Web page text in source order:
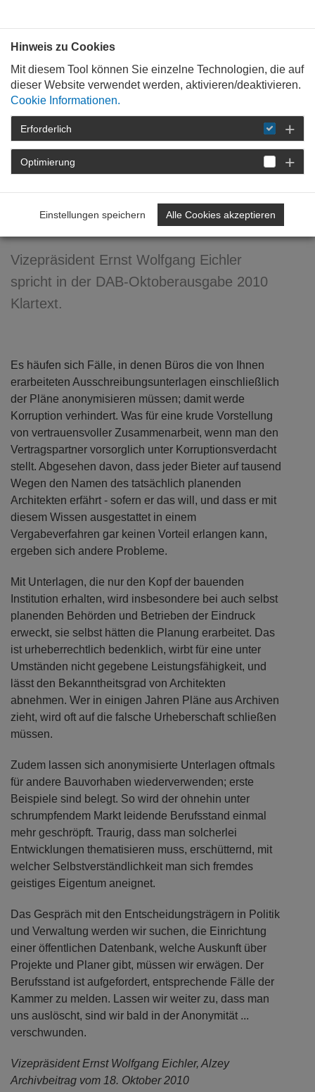
STARTSEITE DETAIL
Mein Architekt ? ...
verschwunden!
Vizepräsident Ernst Wolfgang Eichler
spricht in der DAB-Oktoberausgabe 2010
Klartext.
Es häufen sich Fälle, in denen Büros die von Ihnen
erarbeiteten Ausschreibungsunterlagen einschließlich
der Pläne anonymisieren müssen; damit werde
Korruption verhindert. Was für eine krude Vorstellung
von vertrauensvoller Zusammenarbeit, wenn man den
Vertragspartner vorsorglich unter Korruptionsverdacht
stellt. Abgesehen davon, dass jeder Bieter auf tausend
Wegen den Namen des tatsächlich planenden
Architekten erfährt - sofern er das will, und dass er mit
diesem Wissen ausgestattet in einem
Vergabeverfahren gar keinen Vorteil erlangen kann,
ergeben sich andere Probleme.
Mit Unterlagen, die nur den Kopf der bauenden
Institution erhalten, wird insbesondere bei auch selbst
planenden Behörden und Betrieben der Eindruck
erweckt, sie selbst hätten die Planung erarbeitet. Das
ist urheberrechtlich bedenklich, wirbt für eine unter
Umständen nicht gegebene Leistungsfähigkeit, und
lässt den Bekanntheitsgrad von Architekten
abnehmen. Wer in einigen Jahren Pläne aus Archiven
zieht, wird oft auf die falsche Urheberschaft schließen
müssen.
Zudem lassen sich anonymisierte Unterlagen oftmals
für andere Bauvorhaben wiederverwenden; erste
Beispiele sind belegt. So wird der ohnehin unter
schrumpfendem Markt leidende Berufsstand einmal
mehr geschröpft. Traurig, dass man solcherlei
Entwicklungen thematisieren muss, erschütternd, mit
welcher Selbstverständlichkeit man sich fremdes
geistiges Eigentum aneignet.
Das Gespräch mit den Entscheidungsträgern in Politik
und Verwaltung werden wir suchen, die Einrichtung
einer öffentlichen Datenbank, welche Auskunft über
Projekte und Planer gibt, müssen wir erwägen. Der
Berufsstand ist aufgefordert, entsprechende Fälle der
Kammer zu melden. Lassen wir weiter zu, dass man
uns auslöscht, sind wir bald in der Anonymität ...
verschwunden.
Vizepräsident Ernst Wolfgang Eichler, Alzey
Archivbeitrag vom 18. Oktober 2010
Hinweis zu Cookies
Mit diesem Tool können Sie einzelne Technologien, die auf
dieser Website verwendet werden, aktivieren/deaktivieren.
Cookie Informationen.
Erforderlich
Optimierung
Einstellungen speichern Alle Cookies akzeptieren